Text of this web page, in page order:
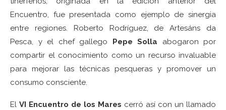
Encuentro, fue presentada como ejemplo de sinergia
entre regiones. Roberto Rodríguez, de Artesáns da
Pesca, y el chef gallego
Pepe Solla abogaron por
compartir el conocimiento como un recurso invaluable
para mejorar las técnicas pesqueras y promover un
consumo consciente.
El VI Encuentro de los Mares cerró así con un llamado